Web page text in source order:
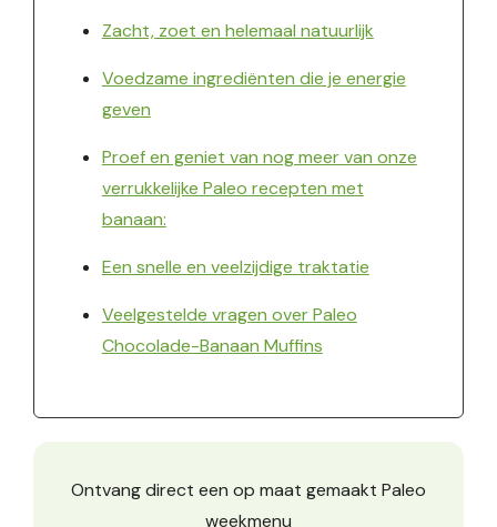
Zacht, zoet en helemaal natuurlijk
Voedzame ingrediënten die je energie
geven
Proef en geniet van nog meer van onze
verrukkelijke Paleo recepten met
banaan:
Een snelle en veelzijdige traktatie
Veelgestelde vragen over Paleo
Chocolade-Banaan Muffins
Ontvang direct een op maat gemaakt Paleo
weekmenu